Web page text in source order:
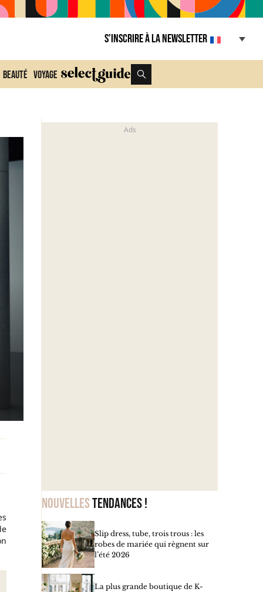
S’inscrire à la Newsletter
Beauté Voyage
Nouvellestendances !
Slip dress, tube, trois trous : les
robes de mariée qui règnent sur
l’été 2026
La plus grande boutique de K-